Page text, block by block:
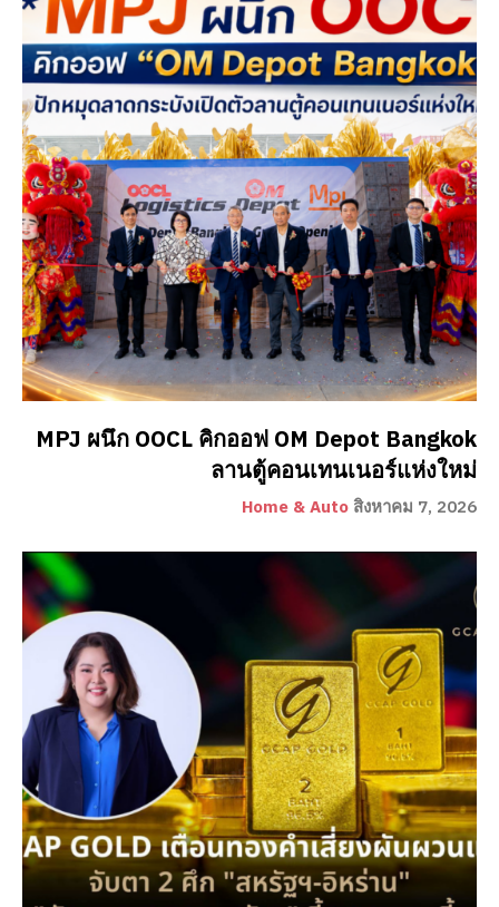
MPJ ผนึก OOCL คิกออฟ OM Depot Bangkok
ลานตู้คอนเทนเนอร์แห่งใหม่
Home & Auto สิงหาคม 7, 2026